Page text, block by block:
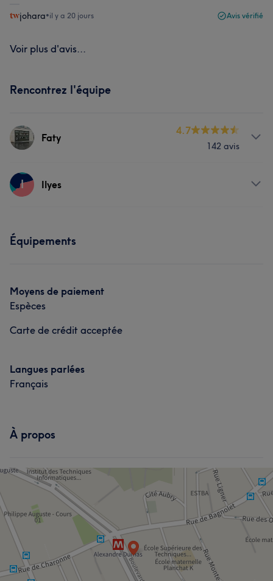
johara•il y a 20 jours Avis vérifié
Voir plus d'avis...
Rencontrez l'équipe
Faty
4.7
142 avis
Prestations
L'avis de nos clients sur Faty
Professionnel/le 5
I Ilyes
Équipements
Moyens de paiement
Espèces
Carte de crédit acceptée
Langues parlées
Français
À propos